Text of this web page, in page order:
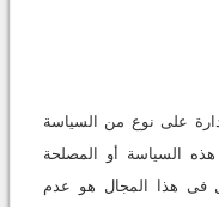
على نوع من السیاسة
السیاسة أو المصلحة
فی هذا المجال هو عدم